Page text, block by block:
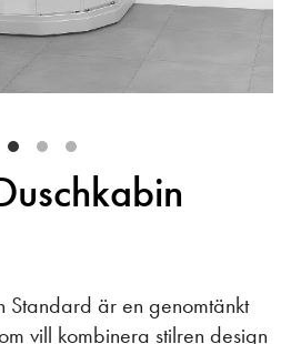
Standard är en genomtänkt
vill kombinera stilren design